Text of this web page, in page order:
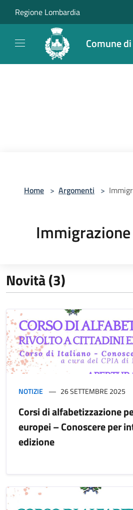
Regione Lombardia
Comune
Home > Argomenti >
Immigrazione
Novità (3)
NOTIZIE 26 SETTEMBRE 2025
Corsi di alfabetizzazione
europei – Conoscere per
edizione